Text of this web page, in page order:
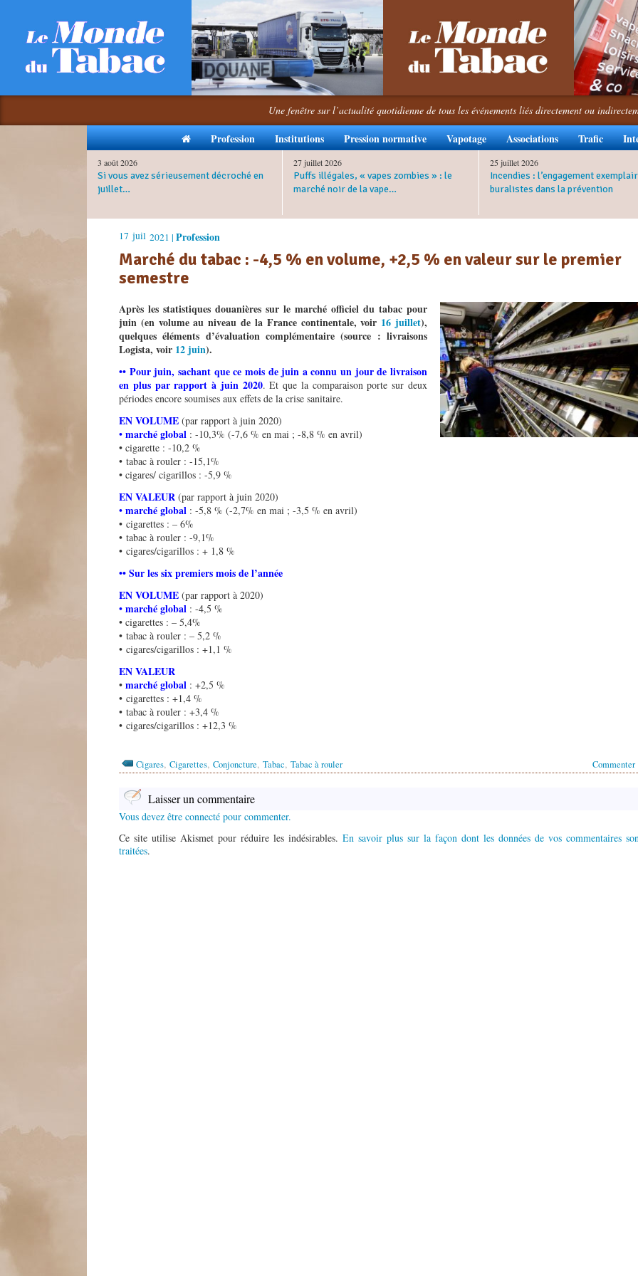
Une fenêtre sur l’actualité quotidienne de tous les événements liés directement ou
Profession Institutions Pression normative Vapotage Associations Trafic
3 août 2026
Si vous avez sérieusement décroché en
juillet…
27 juillet 2026
Puffs illégales, « vapes zombies » : le
marché noir de la vape…
25 juillet 2026
Incendies : l’engagement
buralistes dans la prévention
17 juil 2021 | Profession
Marché du tabac : -4,5 % en volume, +2,5 % en valeur sur le premier
semestre
Après les statistiques douanières sur le marché officiel du tabac pour
juin (en volume au niveau de la France continentale, voir 16 juillet),
quelques éléments d’évaluation complémentaire (source : livraisons
Logista, voir 12 juin).
•• Pour juin, sachant que ce mois de juin a connu un jour de livraison
en plus par rapport à juin 2020. Et que la comparaison porte sur deux
périodes encore soumises aux effets de la crise sanitaire.
EN VOLUME (par rapport à juin 2020)
• marché global : -10,3% (-7,6 % en mai ; -8,8 % en avril)
• cigarette : -10,2 %
• tabac à rouler : -15,1%
• cigares/ cigarillos : -5,9 %
EN VALEUR (par rapport à juin 2020)
• marché global : -5,8 % (-2,7% en mai ; -3,5 % en avril)
• cigarettes : – 6%
• tabac à rouler : -9,1%
• cigares/cigarillos : + 1,8 %
••Sur les six premiers mois de l’année
EN VOLUME (par rapport à 2020)
• marché global : -4,5 %
• cigarettes : – 5,4%
• tabac à rouler : – 5,2 %
• cigares/cigarillos : +1,1 %
EN VALEUR
• marché global : +2,5 %
• cigarettes : +1,4 %
• tabac à rouler : +3,4 %
• cigares/cigarillos : +12,3 %
Commenter
Cigares, Cigarettes, Conjoncture, Tabac, Tabac à rouler
Laisser un commentaire
Vous devez être connecté pour commenter.
Ce site utilise Akismet pour réduire les indésirables. En savoir plus sur la façon dont les données de vos commentaires
traitées.